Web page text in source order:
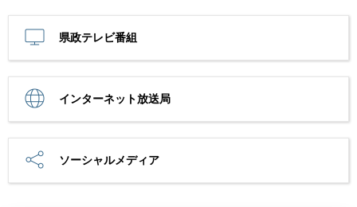
県政テレビ番組
インターネット放送局
ソーシャルメディア